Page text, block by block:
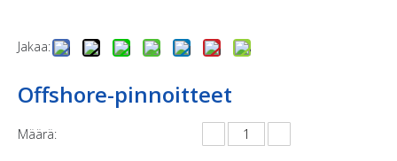
Jakaa:
Offshore-pinnoitteet
Määrä: